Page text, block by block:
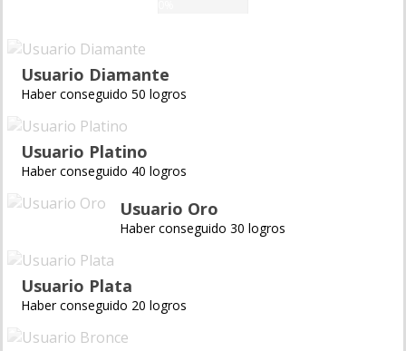
Usuario Diamante
Haber conseguido 50 logros
Usuario Platino
Haber conseguido 40 logros
Usuario Oro
Haber conseguido 30 logros
Usuario Plata
Haber conseguido 20 logros